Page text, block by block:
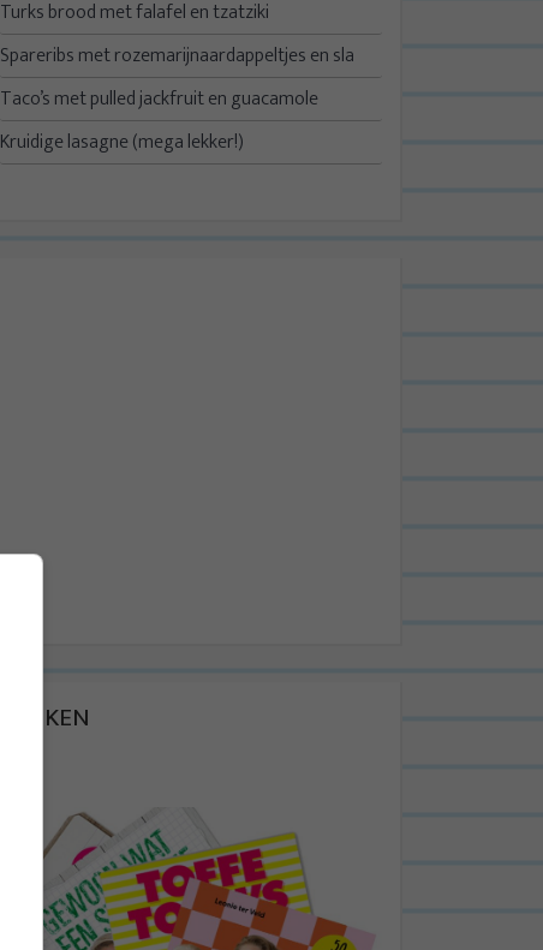
Turks brood met falafel en tzatziki
Spareribs met rozemarijnaardappeltjes en sla
Taco’s met pulled jackfruit en guacamole
Kruidige lasagne (mega lekker!)
BOEKEN